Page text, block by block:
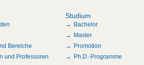
Bereiche
und Professoren
Studium
Bachelor
Master
Promotion
Ph.D.-Programme